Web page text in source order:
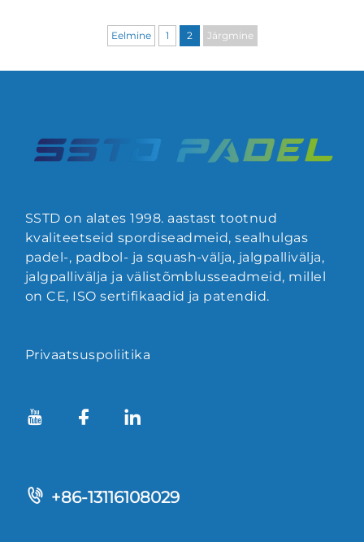
Eelmine 1 2 Järgmine
SSTD on alates 1998. aastast tootnud
kvaliteetseid spordiseadmeid, sealhulgas
padel-, padbol- ja squash-välja, jalgpallivälja,
jalgpallivälja ja välistõmblusseadmeid, millel
on CE, ISO sertifikaadid ja patendid.
Privaatsuspoliitika
+86-13116108029